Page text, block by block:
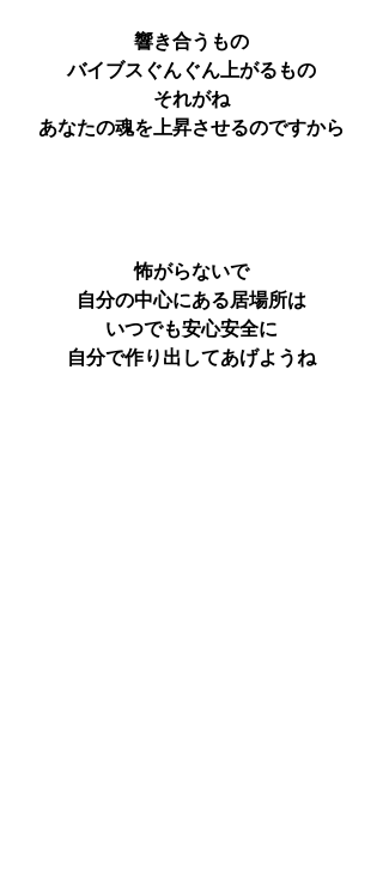
響き合うもの
バイブスぐんぐん上がるもの
それがね
あなたの魂を上昇させるのですから
怖がらないで
自分の中心にある居場所は
いつでも安心安全に
自分で作り出してあげようね